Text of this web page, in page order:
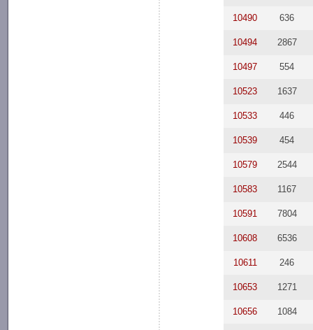
10490 636
10494 2867
10497 554
10523 1637
10533 446
10539 454
10579 2544
10583 1167
10591 7804
10608 6536
10611 246
10653 1271
10656 1084